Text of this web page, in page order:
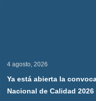
4 agosto, 2026
Ya está abierta la
Nacional de Calidad 2026